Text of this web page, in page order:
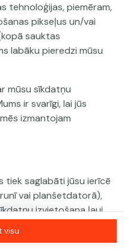
versija. Lūdzu,
ar īstu naudu.
tehnoloģijas, piemēram,
pikseļus un/vai
sauktas
labāku pieredzi mūsu
mūsu sīkdatņu
ir svarīgi, lai jūs
izmantojam
tiek saglabāti jūsu ierīcē
vai planšetdatorā),
izvietošana ļauj
jūs izmantojat mūsu
jūsu pieredzi un
visu